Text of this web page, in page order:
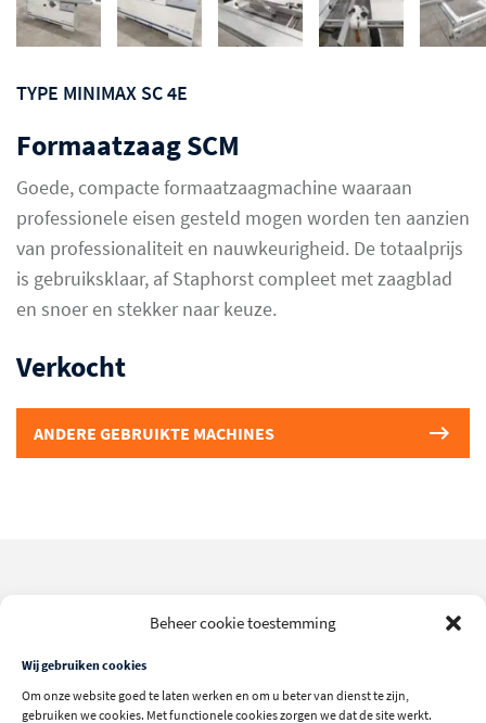
Beheer cookie toestemming
Wij gebruiken cookies
Om onze website goed te laten werken en om u beter van dienst te zijn,
gebruiken we cookies. Met functionele cookies zorgen we dat de site werkt.
TYPE MINIMAX SC 4E
Formaatzaag SCM
Goede, compacte formaatzaagmachine waaraan
professionele eisen gesteld mogen worden ten aanzien
van professionaliteit en nauwkeurigheid. De totaalprijs
is gebruiksklaar, af Staphorst compleet met zaagblad
en snoer en stekker naar keuze.
Verkocht
ANDERE GEBRUIKTE MACHINES
Machine uitvoering
2600 mm lange roltafel
Mechanisch digitale uitlezing schuinte zaagblad